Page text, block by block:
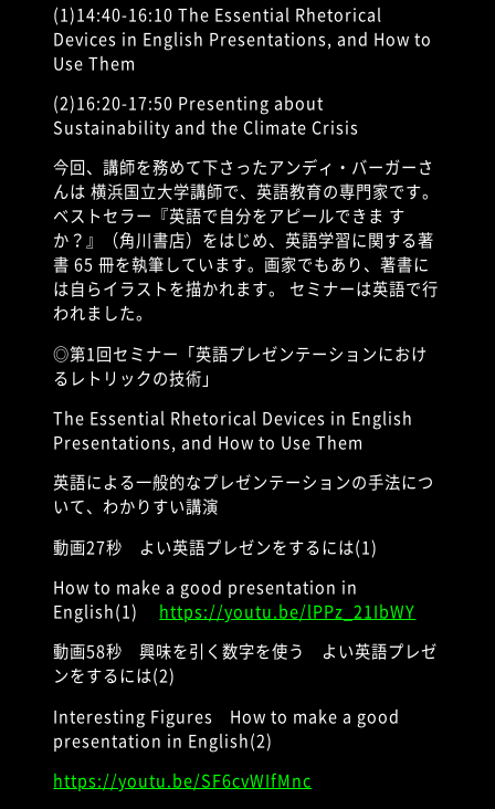
(1)14:40-16:10 The Essential Rhetorical
Devices in English Presentations, and How to
Use Them
(2)16:20-17:50 Presenting about
Sustainability and the Climate Crisis
今回、講師を務めて下さったアンディ・バーガーさ
んは 横浜国立大学講師で、英語教育の専門家です。
ベストセラー『英語で自分をアピールできま す
か？』（角川書店）をはじめ、英語学習に関する著
書 65冊を執筆しています。画家でもあり、著書に
は自らイラストを描かれます。 セミナーは英語で行
われました。
◎第1回セミナー「英語プレゼンテーションにおけ
るレトリックの技術」
The Essential Rhetorical Devices in English
Presentations, and How to Use Them
英語による一般的なプレゼンテーションの手法につ
いて、わかりすい講演
動画27秒 よい英語プレゼンをするには(1)
How to make a good presentation in
English(1)
https://youtu.be/lPPz_21IbWY
動画58秒 興味を引く数字を使う よい英語プレゼ
ンをするには(2)
Interesting Figures
How to make a good
presentation in English(2)
https://youtu.be/SF6cvWIfMnc